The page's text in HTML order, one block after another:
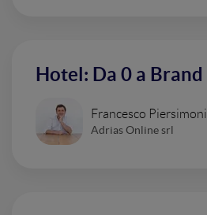
Hotel: Da 0 a Brand
Francesco Piersimoni
Adrias Online srl